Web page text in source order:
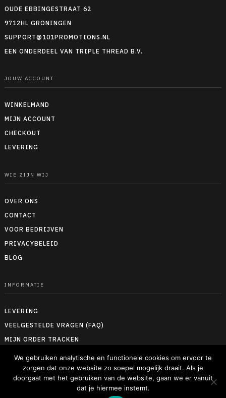
OUDE EBBINGESTRAAT 62
9712HL GRONINGEN
SUPPORT@101PROMOTIONS.NL
EEN ONDERDEEL VAN TRIPLE THREAD B.V.
JOUW ACCOUNT
WINKELMAND
MIJN ACCOUNT
CHECKOUT
LEVERING
WIE ZIJN WIJ
OVER ONS
CONTACT
VOOR BEDRIJVEN
PRIVACYBELEID
BLOG
INFORMATIE
LEVERING
VEELGESTELDE VRAGEN (FAQ)
MIJN ORDER TRACKEN
RETOUREN & TERUGBETALEN
ALGEMENE VOORWAARDEN
MAATTABELLEN
We gebruiken analytische en functionele cookies om ervoor te
zorgen dat onze website zo soepel mogelijk draait. Als je
doorgaat met het gebruiken van de website, gaan we er vanuit
dat je hiermee instemt.